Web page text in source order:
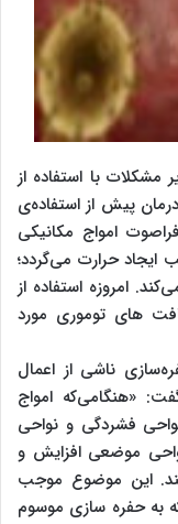
مشکلات با استفاده از
پیش از استفاده‌ی
امواج مکانیکی
حرارت می‌گردد؛
امروزه استفاده از
های توموری مورد
ناشی از اعمال
«هنگامی‌که امواج
فشردگی و نواحی
موضعی افزایش و
این موضوع موجب
به حفره سازی موسوم